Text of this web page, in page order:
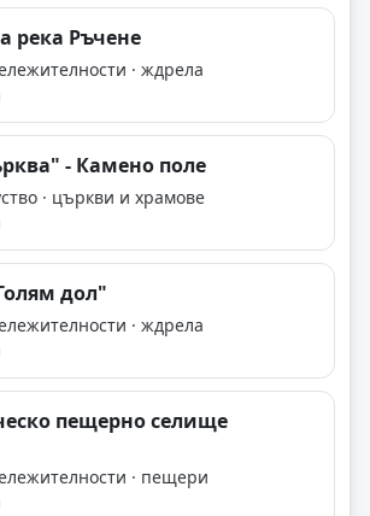
река Ръчене
· ждрела
- Камено поле
· църкви и храмове
дол"
· ждрела
пещерно селище
· пещери